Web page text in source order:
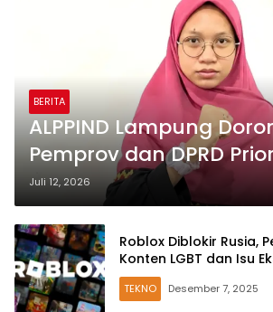
BERITA
ALPPIND Lampung
Pemprov dan DPRD
Penyusunan Raperda
LGBTQ
Juli 12, 2026
Roblox Diblokir Rusia,
Konten LGBT dan Isu
TEKNO Desember 7, 2025